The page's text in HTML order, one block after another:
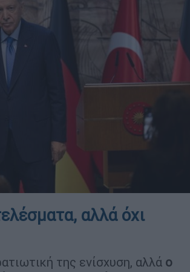
αλλά όχι
της ενίσχυση, αλλά ο